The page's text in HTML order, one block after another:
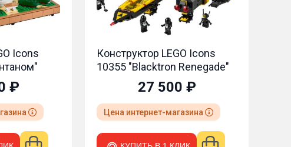
Icons
₽
Конструктор LEGO Icons
10355 "Blacktron Renegade"
27 500 ₽
Цена интернет-магазина